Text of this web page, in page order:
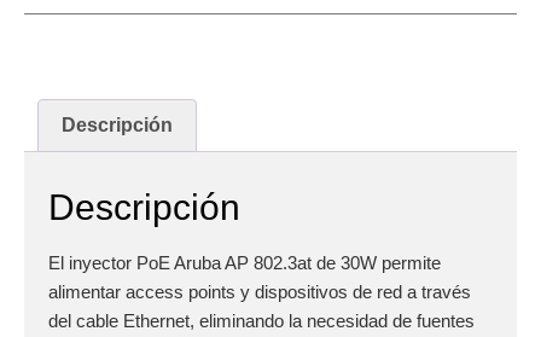
Descripción
Descripción
El inyector PoE Aruba AP 802.3at de 30W permite
alimentar access points y dispositivos de red a través
del cable Ethernet, eliminando la necesidad de fuentes